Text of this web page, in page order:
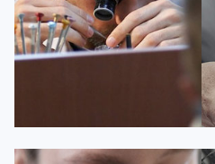
center